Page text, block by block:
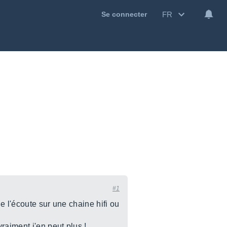
Se connecter FR
#1
l'écoute sur une chaine hifi ou